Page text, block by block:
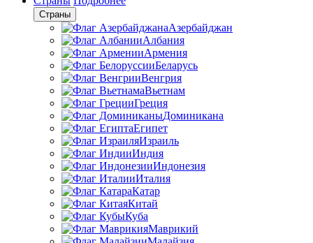
Страны
Азербайджан
Албания
Армения
Беларусь
Венгрия
Вьетнам
Греция
Доминикана
Египет
Израиль
Индия
Индонезия
Италия
Катар
Китай
Куба
Маврикий